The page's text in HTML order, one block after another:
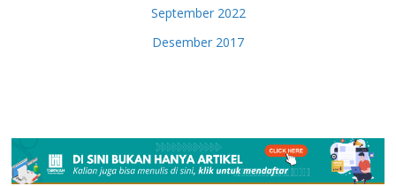
September 2022
Desember 2017